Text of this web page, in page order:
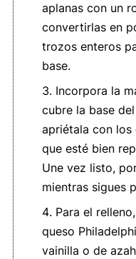
aplanas con un
convertirlas en
trozos enteros
base.
Incorpora la
cubre la base
apriétala con los
que esté bien
Une vez listo,
mientras sigues
Para el
queso
vainilla o de